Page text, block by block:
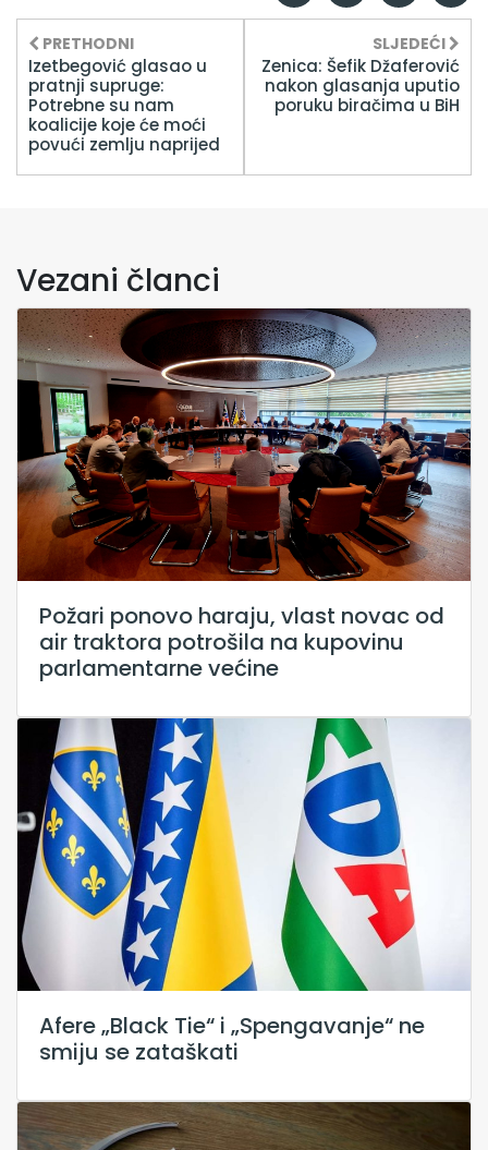
PRETHODNI
Izetbegović glasao u
pratnji supruge:
Potrebne su nam
koalicije koje će moći
povući zemlju naprijed
SLJEDEĆI
Zenica: Šefik Džaferović
nakon glasanja uputio
poruku biračima u BiH
Vezani članci
Požari ponovo haraju, vlast novac od
air traktora potrošila na kupovinu
parlamentarne većine
Afere „Black Tie“ i „Spengavanje“ ne
smiju se zataškati